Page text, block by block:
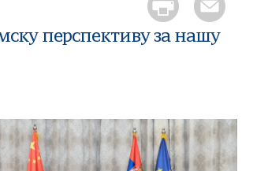
перспективу за нашу